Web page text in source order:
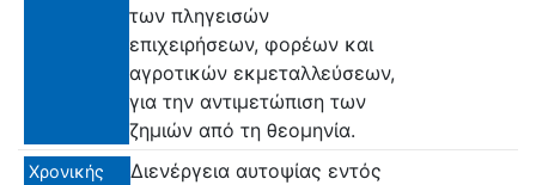
των πληγεισών
επιχειρήσεων, φορέων και
αγροτικών εκμεταλλεύσεων,
για την αντιμετώπιση των
ζημιών από τη θεομηνία.
Χρονικής
Διενέργεια αυτοψίας εντός